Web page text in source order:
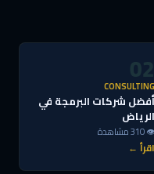
02
CONSULTING
أفضل شركات البرمجة في
الرياض
👁 310 مشاهدة
اقرأ ←